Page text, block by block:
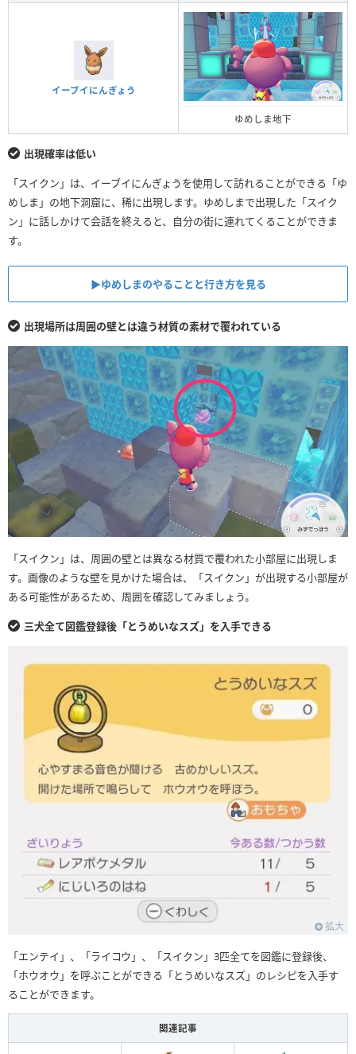
イーブイにんぎょう
ゆめしま地下
出現確率は低い
「スイクン」は、イーブイにんぎょうを使用して訪れることができる「ゆ
めしま」の地下洞窟に、稀に出現します。ゆめしまで出現した「スイク
ン」に話しかけて会話を終えると、自分の街に連れてくることができま
す。
▶︎ゆめしまのやることと行き方を見る
出現場所は周囲の壁とは違う材質の素材で覆われている
「スイクン」は、周囲の壁とは異なる材質で覆われた小部屋に出現しま
す。画像のような壁を見かけた場合は、「スイクン」が出現する小部屋が
ある可能性があるため、周囲を確認してみましょう。
三犬全て図鑑登録後「とうめいなスズ」を入手できる
拡大
「エンテイ」、「ライコウ」、「スイクン」3匹全てを図鑑に登録後、
「ホウオウ」を呼ぶことができる「とうめいなスズ」のレシピを入手す
ることができます。
関連記事